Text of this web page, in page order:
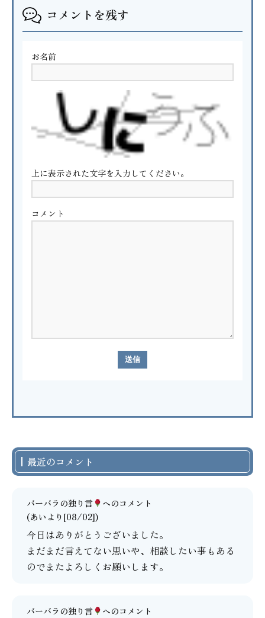
コメントを残す
お名前
上に表示された文字を入力してください。
コメント
最近のコメント
バーバラの独り言
へのコメント
(あいより[08/02])
今日はありがとうございました。
まだまだ言えてない思いや、相談したい事もある
のでまたよろしくお願いします。
バーバラの独り言
へのコメント